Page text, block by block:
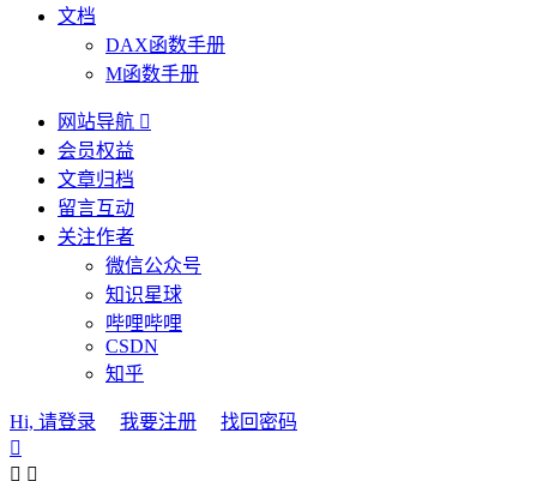
文档
DAX函数手册
M函数手册
网站导航 
会员权益
文章归档
留言互动
关注作者
微信公众号
知识星球
哔哩哔哩
CSDN
知乎
Hi, 请登录 我要注册
找回密码

 